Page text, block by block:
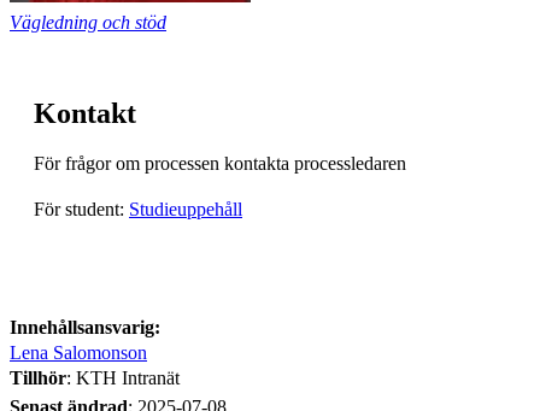
Vägledning och stöd
Kontakt
För frågor om processen kontakta processledaren
För student: Studieuppehåll
Innehållsansvarig:
Lena Salomonson
Tillhör: KTH Intranät
Senast ändrad: 2025-07-08